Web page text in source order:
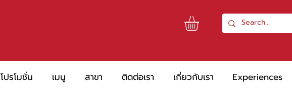
โปรโมชั่น เมนู สาขา ติดต่อเรา เกี่ยวกับเรา Experiences